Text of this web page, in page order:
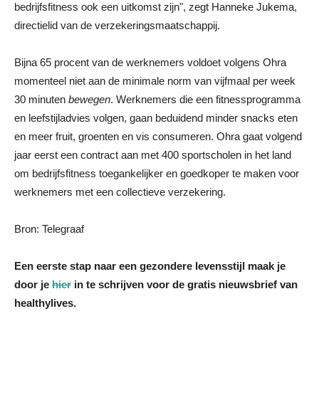
bedrijfsfitness ook een uitkomst zijn", zegt Hanneke Jukema,
directielid van de verzekeringsmaatschappij.
Bijna 65 procent van de werknemers voldoet volgens Ohra
momenteel niet aan de minimale norm van vijfmaal per week
30 minuten bewegen. Werknemers die een fitnessprogramma
en leefstijladvies volgen, gaan beduidend minder snacks eten
en meer fruit, groenten en vis consumeren. Ohra gaat volgend
jaar eerst een contract aan met 400 sportscholen in het land
om bedrijfsfitness toegankelijker en goedkoper te maken voor
werknemers met een collectieve verzekering.
Bron: Telegraaf
Een eerste stap naar een gezondere levensstijl maak je
door je hier in te schrijven voor de gratis nieuwsbrief van
healthylives.